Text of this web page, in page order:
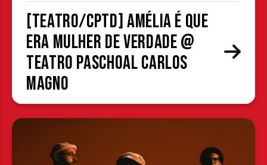
[TEATRO/CPTD] Amélia é que
era mulher de verdade @
Teatro Paschoal Carlos
Magno